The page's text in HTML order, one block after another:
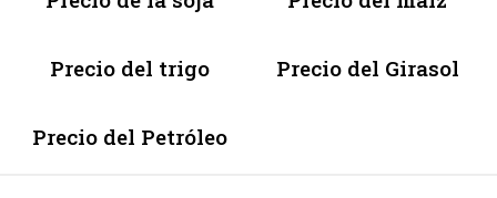
Precio del trigo Precio del Girasol
Precio del Petróleo